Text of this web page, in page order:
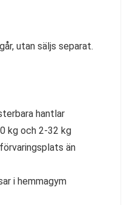
utan säljs separat.
hantlar
kg och 2-32 kg
än
i hemmagym